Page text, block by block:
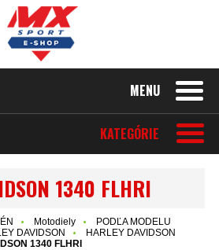
MENU
KATEGÓRIE
1340 FLHRI
Motodiely
PODĽA MODELU
DAVIDSON
HARLEY DAVIDSON
1340 FLHRI